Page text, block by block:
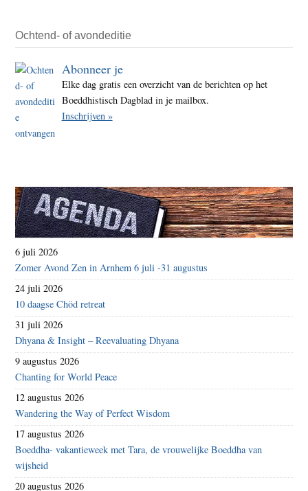
Ochtend- of avondeditie
Abonneer je
Elke dag gratis een overzicht van de berichten op het
Boeddhistisch Dagblad in je mailbox.
Inschrijven »
6 juli 2026
Zomer Avond Zen in Arnhem 6 juli -31 augustus
24 juli 2026
10 daagse Chöd retreat
31 juli 2026
Dhyana & Insight – Reevaluating Dhyana
9 augustus 2026
Chanting for World Peace
12 augustus 2026
Wandering the Way of Perfect Wisdom
17 augustus 2026
Boeddha- vakantieweek met Tara, de vrouwelijke Boeddha van
wijsheid
20 augustus 2026